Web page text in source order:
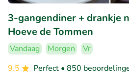
3-gangendiner + drankje
Hoeve de Tommen
Vandaag Morgen
Vr
9.5
Perfect • 850